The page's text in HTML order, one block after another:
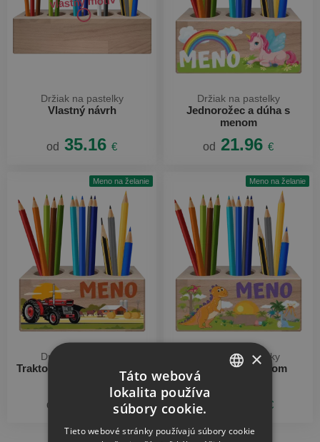
Držiak na pastelky
Vlastný návrh
od 35.16 €
Držiak na pastelky
Jednorožec a dúha s
menom
od 21.96 €
Meno na želanie
Držiak na pastelky
Traktor na farme s menom
od €
Meno na želanie
Držiak na pastelky
Dinosaurus menom
€
×
Táto webová
lokalita používa
súbory cookie.
Tieto webové stránky používajú súbory cookie